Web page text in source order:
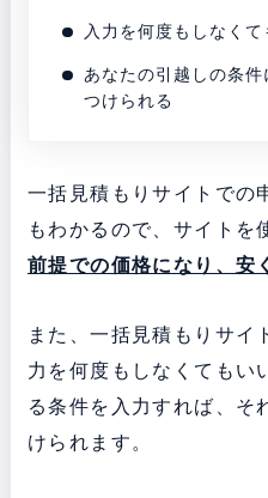
入力を何度もしなく
あなたの引越しの条
つけられる
一括見積もりサイトでの
もわかるので、サイトを
前提での価格になり、安
また、一括見積もりサイ
力を何度もしなくてもい
る条件を入力すれば、そ
けられます。